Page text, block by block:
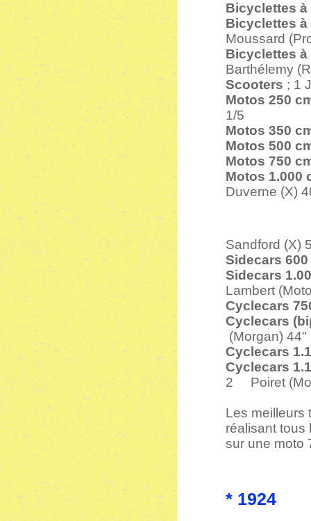
Bicyclettes à
Bicyclettes à
Moussard
Bicyclettes à
Barthélemy
Scooters ; 1
Motos 250
1/5
Motos 350
Motos 500
Motos 750
Motos 1.000
Duverne (X)
Sandford (X)
Sidecars
Sidecars
Lambert
Cyclecars
Cyclecars
(Morgan) 44"
Cyclecars
Cyclecars
2 Poiret
Les meilleurs
réalisant tous
sur une moto
* 1924